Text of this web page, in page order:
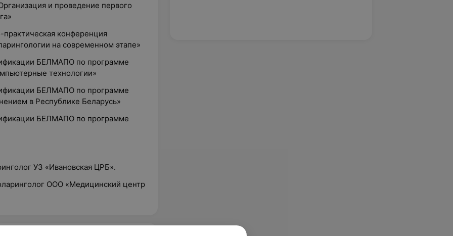
и проведение первого
конференция
на современном этапе»
БЕЛМАПО по программе
технологии»
БЕЛМАПО по программе
в Республике Беларусь»
БЕЛМАПО по программе
УЗ «Ивановская ЦРБ».
ООО «Медицинский центр